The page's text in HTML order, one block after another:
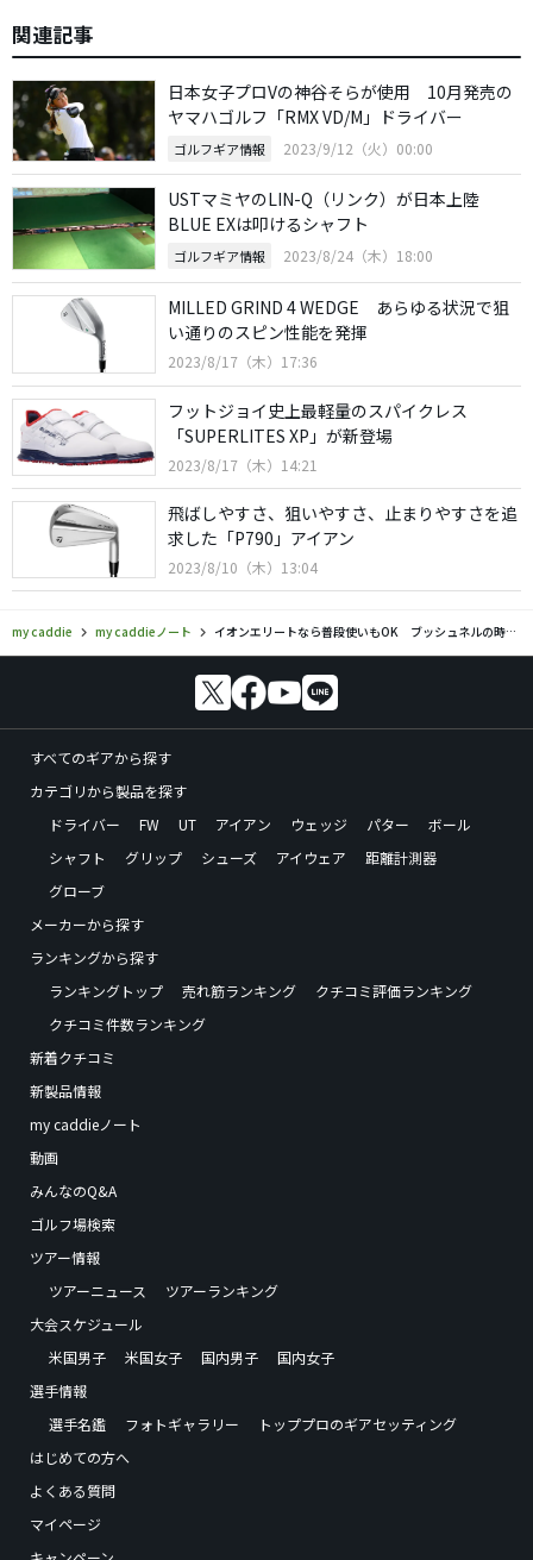
関連記事
日本女子プロVの神谷そらが使用 10月発売の
ヤマハゴルフ「RMX VD/M」ドライバー
ゴルフギア情報 2023/9/12（火）00:00
USTマミヤのLIN-Q（リンク）が日本上陸
BLUE EXは叩けるシャフト
ゴルフギア情報 2023/8/24（木）18:00
MILLED GRIND 4 WEDGE あらゆる状況で狙
い通りのスピン性能を発揮
2023/8/17（木）17:36
フットジョイ史上最軽量のスパイクレス
「SUPERLITES XP」が新登場
2023/8/17（木）14:21
飛ばしやすさ、狙いやすさ、止まりやすさを追
求した「P790」アイアン
2023/8/10（木）13:04
my caddie my caddieノート イオンエリートなら普段使いもOK ブッシュネルの時計型ゴルフ用GPSナビ
すべてのギアから探す
カテゴリから製品を探す
ドライバー
FW UT アイアン ウェッジ パター
ボール
シャフト
グリップ シューズ アイウェア
距離計測器
グローブ
メーカーから探す
ランキングから探す
ランキングトップ
売れ筋ランキング
クチコミ評価ランキング
クチコミ件数ランキング
新着クチコミ
新製品情報
my caddieノート
動画
みんなのQ&A
ゴルフ場検索
ツアー情報
ツアーニュース
ツアーランキング
大会スケジュール
米国男子
米国女子 国内男子
国内女子
選手情報
選手名鑑
フォトギャラリー
トッププロのギアセッティング
はじめての方へ
よくある質問
マイページ